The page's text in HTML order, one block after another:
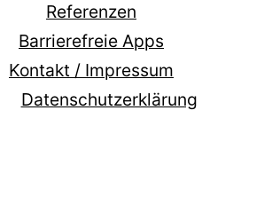
Referenzen
Barrierefreie Apps
Kontakt / Impressum
Datenschutzerklärung